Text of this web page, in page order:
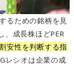
るための銘柄を見
、成長株ほどPER
安性を判断する指
レシオは企業の成